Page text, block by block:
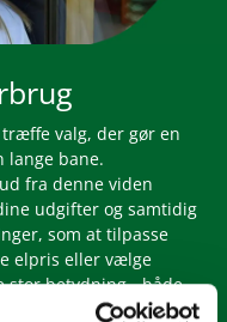
valg, der gør en
lange bane.
fra denne viden
udgifter og samtidig
som at tilpasse
elpris eller vælge
stor betydning - både